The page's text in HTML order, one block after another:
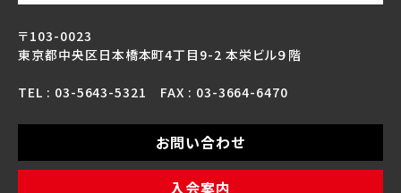
〒103-0023
東京都中央区日本橋本町4丁目9-2 本栄ビル９階
TEL : 03-5643-5321 FAX : 03-3664-6470
お問い合わせ
入会案内